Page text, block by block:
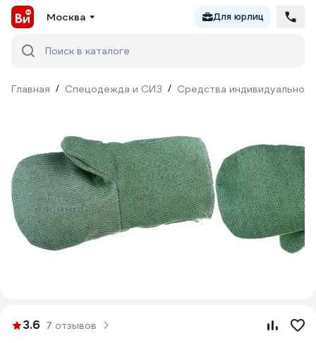
Москва Для юрлиц
Поиск в каталоге
Главная / Спецодежда и СИЗ / Средства индивидуальной
3.6 7 отзывов